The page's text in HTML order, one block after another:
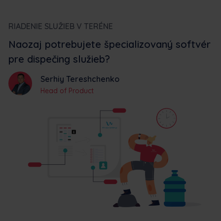
RIADENIE SLUŽIEB V TERÉNE
Naozaj potrebujete špecializovaný softvér
pre dispečing služieb?
Serhiy Tereshchenko
Head of Product